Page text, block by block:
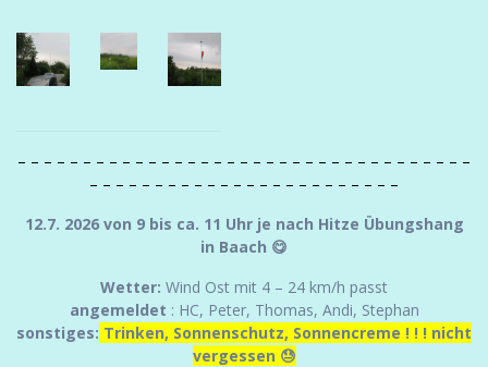
– – – – – – – – – – – – – – – – – – – – – – – – – – – – – – – – – – –
– – – – – – – – – – – – – – – – – – – – – – – –
12.7. 2026 von 9 bis ca. 11 Uhr je nach Hitze Übungshang
in Baach 😋
Wetter: Wind Ost mit 4 – 24 km/h passt
angemeldet : HC, Peter, Thomas, Andi, Stephan
sonstiges: Trinken, Sonnenschutz, Sonnencreme ! ! ! nicht
vergessen 😓